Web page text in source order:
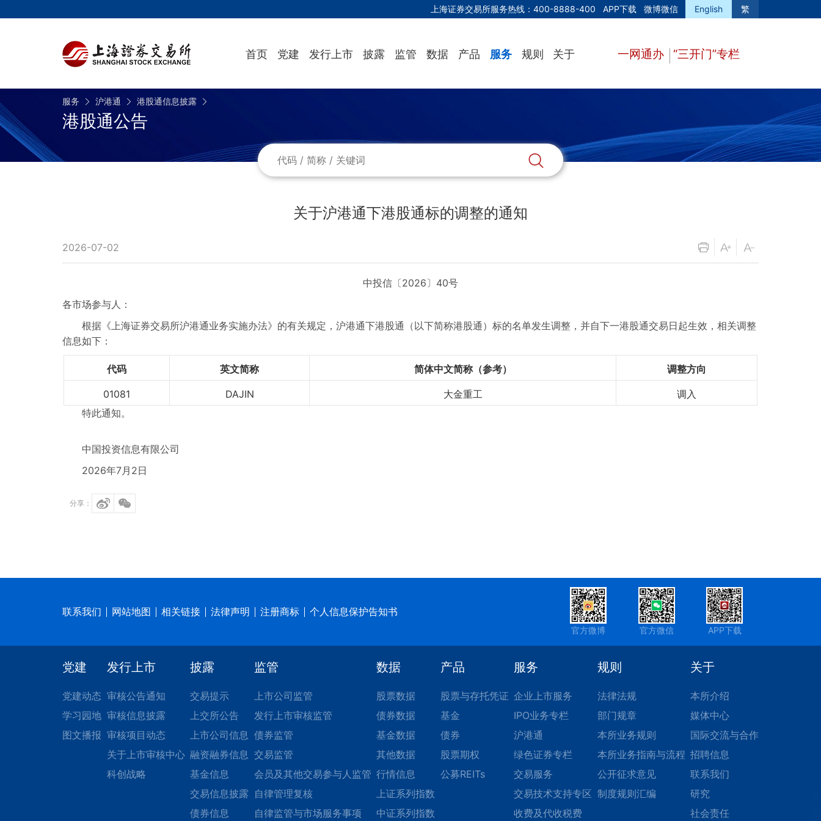
上海证券交易所服务热线： 400-8888-400 APP下载 微博微信 English 繁
首页 党建 发行上市 披露 监管 数据 产品 服务 规则 关于 一网通办 “三开门”专栏
服务 沪港通 港股通信息披露
港股通公告
关于沪港通下港股通标的调整的通知
2026-07-02
中投信〔2026〕40号
各市场参与人：
根据《上海证券交易所沪港通业务实施办法》的有关规定，沪港通下港股通（以下简称港股通）标的名单发生调整，并自下一港股通交易日起生效，相关调整
信息如下：
代码 英文简称 简体中文简称（参考） 调整方向
01081 DAJIN 大金重工
调入
特此通知。
中国投资信息有限公司
2026年7月2日
分享：
联系我们 网站地图 相关链接 法律声明 注册商标 个人信息保护告知书
官方微博 官方微信 APP下载
党建
党建动态
学习园地
图文播报
发行上市
审核公告通知
审核信息披露
审核项目动态
关于上市审核中心
科创战略
披露
交易提示
上交所公告
上市公司信息
融资融券信息
基金信息
交易信息披露
债券信息
监管
上市公司监管
发行上市审核监管
债券监管
交易监管
会员及其他交易参与人监管
自律管理复核
自律监管与市场服务事项
数据
股票数据
债券数据
基金数据
其他数据
行情信息
上证系列指数
中证系列指数
产品
股票与存托凭证
基金
债券
股票期权
公募REITs
服务
企业上市服务
IPO业务专栏
沪港通
绿色证券专栏
交易服务
交易技术支持专区
收费及代收税费
规则
法律法规
部门规章
本所业务规则
本所业务指南与流程
公开征求意见
制度规则汇编
关于
本所介绍
媒体中心
国际交流与合作
招聘信息
联系我们
研究
社会责任